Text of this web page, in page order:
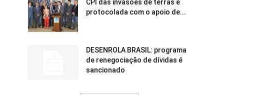
CPI das invasões de terras é
protocolada com o apoio de...
DESENROLA BRASIL: programa
de renegociação de dívidas é
sancionado